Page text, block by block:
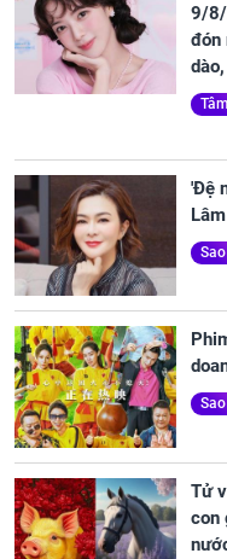
9/8/
đón
'Đệ
Tử
con